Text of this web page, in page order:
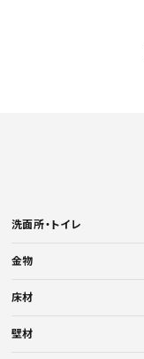
洗面所・トイレ
金物
床材
壁材